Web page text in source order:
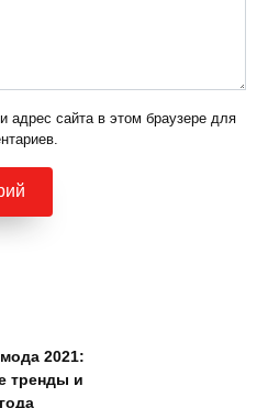
адрес сайта в этом браузере для
2021:
тренды и